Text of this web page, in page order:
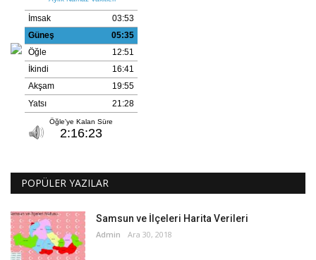
POPÜLER YAZILAR
Samsun ve İlçeleri Harita Verileri
Admin Ara 30, 2018